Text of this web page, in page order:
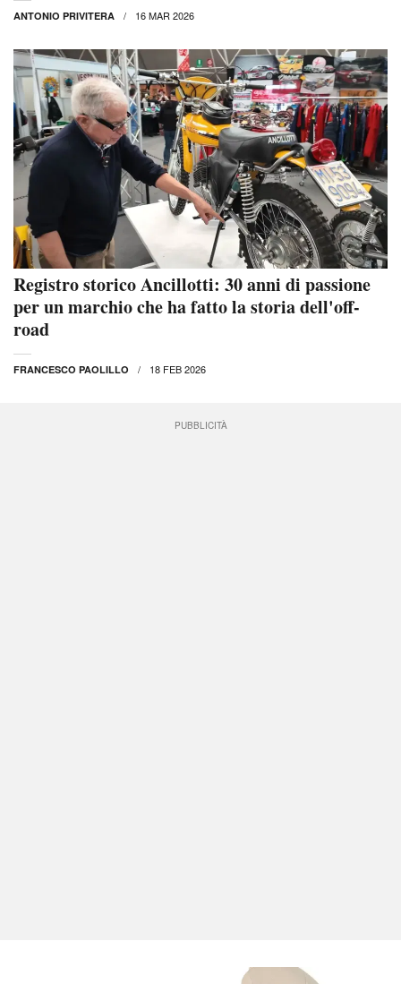
ANTONIO PRIVITERA 16 MAR 2026
Registro storico Ancillotti: 30 anni di passione
per un marchio che ha fatto la storia dell'off-
road
FRANCESCO PAOLILLO 18 FEB 2026
PUBBLICITÀ